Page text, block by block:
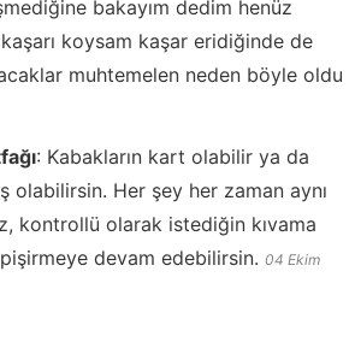
bakayım dedim henüz
kaşarı koysam kaşar eridiğinde de
muhtemelen neden böyle oldu
: Kabakların kart olabilir ya da
olabilirsin. Her şey her zaman aynı
kontrollü olarak istediğin kıvama
devam edebilirsin. 04 Ekim